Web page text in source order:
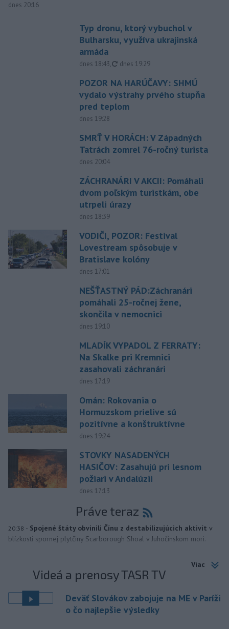
dnes 20:16
Typ dronu, ktorý vybuchol v
Bulharsku, využíva ukrajinská
armáda
dnes 18:43, aktualizované
dnes 19:29
POZOR NA HARÚČAVY: SHMÚ
vydalo výstrahy prvého stupňa
pred teplom
dnes 19:28
SMRŤ V HORÁCH: V Západných
Tatrách zomrel 76-ročný turista
dnes 20:04
ZÁCHRANÁRI V AKCII: Pomáhali
dvom poľským turistkám, obe
utrpeli úrazy
dnes 18:39
VODIČI, POZOR: Festival
Lovestream spôsobuje v
Bratislave kolóny
dnes 17:01
NEŠŤASTNÝ PÁD:Záchranári
pomáhali 25-ročnej žene,
skončila v nemocnici
dnes 19:10
MLADÍK VYPADOL Z FERRATY:
Na Skalke pri Kremnici
zasahovali záchranári
dnes 17:19
Omán: Rokovania o
Hormuzskom prielive sú
pozitívne a konštruktívne
dnes 19:24
STOVKY NASADENÝCH
HASIČOV: Zasahujú pri lesnom
požiari v Andalúzii
dnes 17:13
Práve teraz
20:38 - Spojené štáty obvinili Čínu z destabilizujúcich aktivít v
blízkosti spornej plytčiny Scarborough Shoal v Juhočínskom mori.
Viac
Videá a prenosy TASR TV
Deväť Slovákov zabojuje na ME v Paríži
o čo najlepšie výsledky